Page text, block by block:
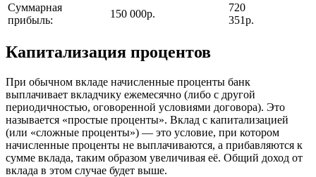
Суммарная
прибыль:
150 000р.
720
351р.
Капитализация процентов
При обычном вкладе начисленные проценты банк
выплачивает вкладчику ежемесячно (либо с другой
периодичностью, оговоренной условиями договора). Это
называется «простые проценты». Вклад с капитализацией
(или «сложные проценты») — это условие, при котором
начисленные проценты не выплачиваются, а прибавляются к
сумме вклада, таким образом увеличивая её. Общий доход от
вклада в этом случае будет выше.